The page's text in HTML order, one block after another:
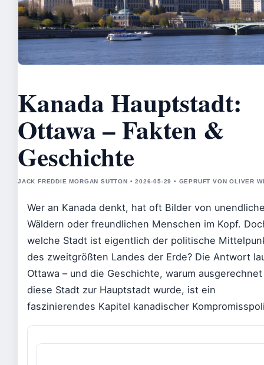
Kanada Hauptstadt:
Ottawa – Fakten &
Geschichte
JACK FREDDIE MORGAN SUTTON • 2026-05-29 • GEPRUFT VON OLIVER
Wer an Kanada denkt, hat oft Bilder von
Wäldern oder freundlichen Menschen im Kopf.
welche Stadt ist eigentlich der politische
des zweitgrößten Landes der Erde? Die Antwort
Ottawa – und die Geschichte, warum ausgerechnet
diese Stadt zur Hauptstadt wurde, ist ein
faszinierendes Kapitel kanadischer